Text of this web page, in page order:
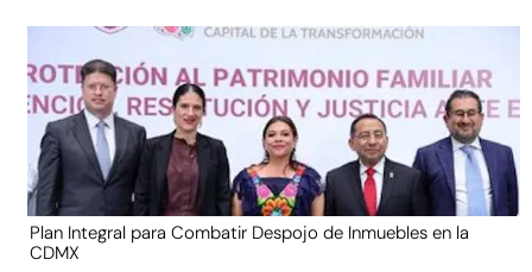
Plan Integral para Combatir Despojo de Inmuebles en la
CDMX